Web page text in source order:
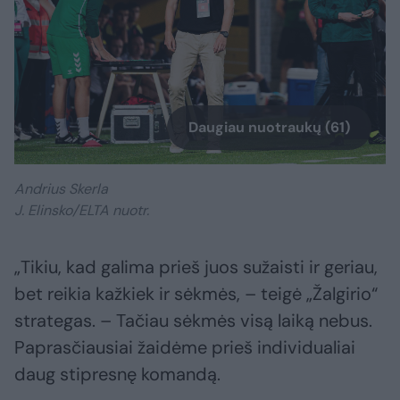
Daugiau nuotraukų (61)
Andrius Skerla
J. Elinsko/ELTA nuotr.
„Tikiu, kad galima prieš juos sužaisti ir geriau,
bet reikia kažkiek ir sėkmės, – teigė „Žalgirio“
strategas. – Tačiau sėkmės visą laiką nebus.
Paprasčiausiai žaidėme prieš individualiai
daug stipresnę komandą.